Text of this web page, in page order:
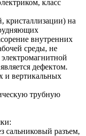
класс
кристаллизации) на
внутренних
среды, не
дефектом.
и вертикальных
трубную
сальниковый разъем,